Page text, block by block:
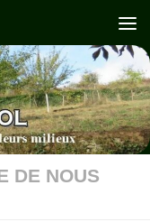
DE NOUS